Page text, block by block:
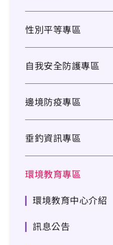
性別平等專區
自我安全防護專區
邊境防疫專區
垂釣資訊專區
環境教育專區
環境教育中心介紹
訊息公告